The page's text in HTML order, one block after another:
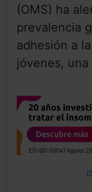
(OMS) ha
prevalencia
adhesión a
jóvenes, una